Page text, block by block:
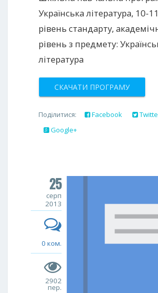
Українська література, 10-
рівень стандарту,
рівень з предмету:
література
СКАЧАТИ ПРОГРАМУ
Поділитися: Facebook
Google+
25
серп
2013
0 ком.
2902
пер.